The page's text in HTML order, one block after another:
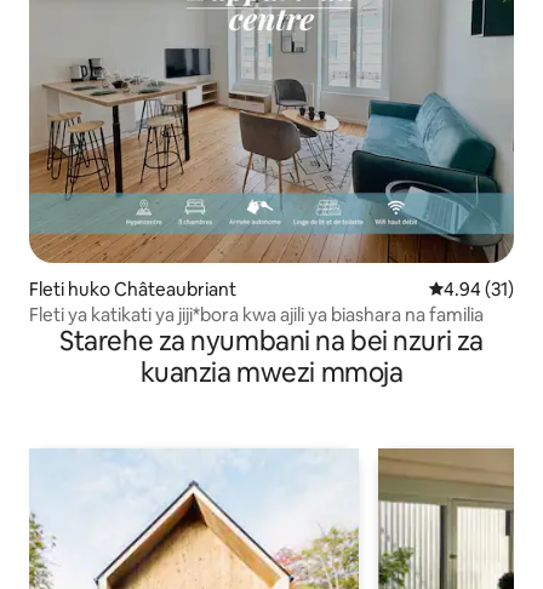
Fleti huko Châteaubriant Ukadiriaji wa
4.94 (31)
Fleti ya katikati ya jiji*bora kwa ajili ya biashara na familia
Starehe za nyumbani na bei nzuri za
kuanzia mwezi mmoja